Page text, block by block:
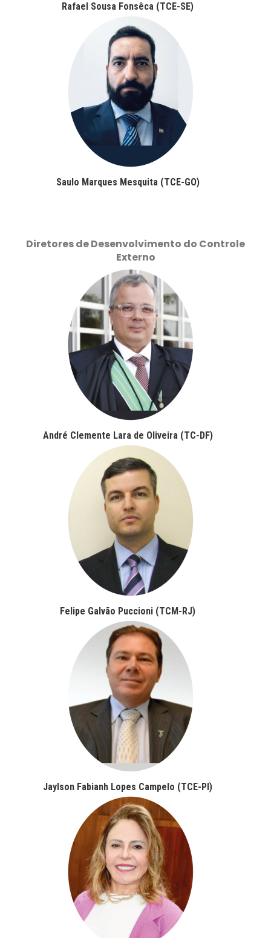
Rafael Sousa Fonsêca (TCE-SE)
Saulo Marques Mesquita (TCE-GO)
Diretores de Desenvolvimento do Controle
Externo
André Clemente Lara de Oliveira (TC-DF)
Felipe Galvão Puccioni (TCM-RJ)
Jaylson Fabianh Lopes Campelo (TCE-PI)